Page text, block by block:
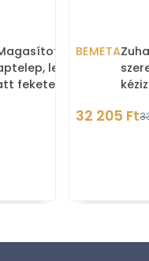
Magasított, álló
leeresztő
fekete
BEMETA
32 205 Ft